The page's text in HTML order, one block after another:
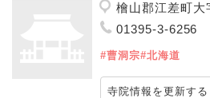
檜山郡江差町大
01395-3-6256
#曹洞宗#北海道
寺院情報を更新する